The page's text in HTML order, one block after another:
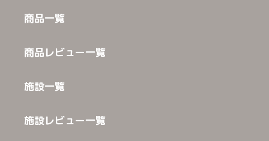
商品一覧
商品レビュー一覧
施設一覧
施設レビュー一覧